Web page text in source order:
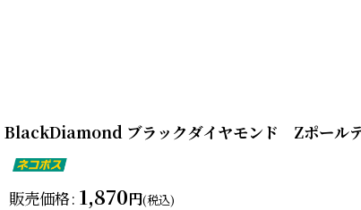
BlackDiamond ブラックダイヤモンド Zポールテ
販売価格: 1,870円(税込)